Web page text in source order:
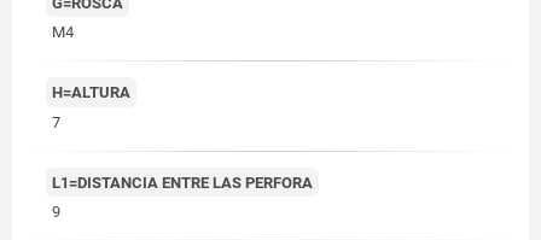
M4
H=ALTURA
7
L1=DISTANCIA ENTRE LAS PERFORA
9